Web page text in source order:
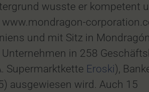
wusste er kompetent
und mit Sitz in
in 258
Supermarktkette Eroski),
ausgewiesen wird. Auch 15